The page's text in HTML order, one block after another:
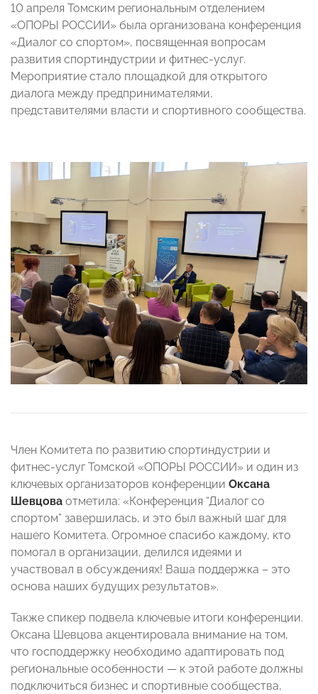
10 апреля Томским региональным отделением
«ОПОРЫ РОССИИ» была организована конференция
«Диалог со спортом», посвященная вопросам
развития спортиндустрии и фитнес-услуг.
Мероприятие стало площадкой для открытого
диалога между предпринимателями,
представителями власти и спортивного сообщества.
Член Комитета по развитию спортиндустрии и
фитнес-услуг Томской «ОПОРЫ РОССИИ» и один из
ключевых организаторов конференции Оксана
Шевцова отметила: «Конференция “Диалог со
спортом” завершилась, и это был важный шаг для
нашего Комитета. Огромное спасибо каждому, кто
помогал в организации, делился идеями и
участвовал в обсуждениях! Ваша поддержка – это
основа наших будущих результатов».
Также спикер подвела ключевые итоги конференции.
Оксана Шевцова акцентировала внимание на том,
что господдержку необходимо адаптировать под
региональные особенности — к этой работе должны
подключиться бизнес и спортивные сообщества,